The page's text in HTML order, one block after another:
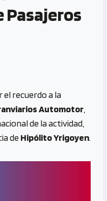
el recuerdo a la
Automotor
de la actividad,
deHipólito Yrigoyen.